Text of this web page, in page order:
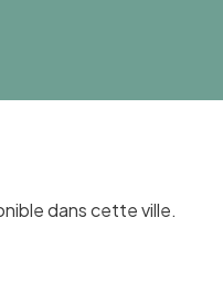
dans cette ville.